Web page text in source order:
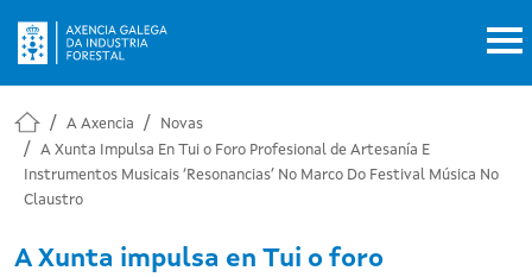
A Axencia
Novas
A Xunta Impulsa En Tui o Foro Profesional de Artesanía E
Instrumentos Musicais ‘Resonancias’ No Marco Do Festival Música No
Claustro
A Xunta impulsa en Tui o foro